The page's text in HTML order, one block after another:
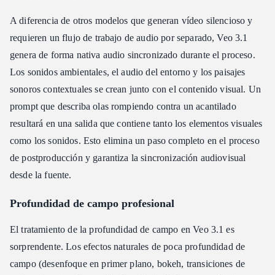
A diferencia de otros modelos que generan vídeo silencioso y
requieren un flujo de trabajo de audio por separado, Veo 3.1
genera de forma nativa audio sincronizado durante el proceso.
Los sonidos ambientales, el audio del entorno y los paisajes
sonoros contextuales se crean junto con el contenido visual. Un
prompt que describa olas rompiendo contra un acantilado
resultará en una salida que contiene tanto los elementos visuales
como los sonidos. Esto elimina un paso completo en el proceso
de postproducción y garantiza la sincronización audiovisual
desde la fuente.
Profundidad de campo profesional
El tratamiento de la profundidad de campo en Veo 3.1 es
sorprendente. Los efectos naturales de poca profundidad de
campo (desenfoque en primer plano, bokeh, transiciones de